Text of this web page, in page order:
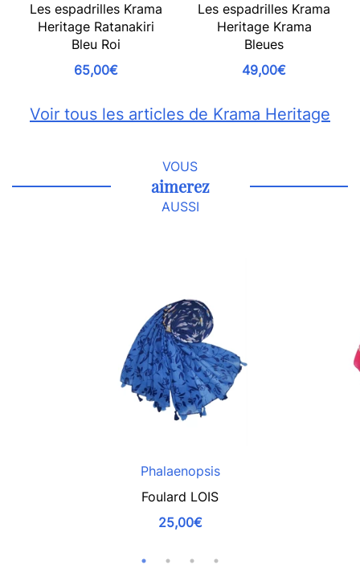
Les espadrilles Krama
Heritage Ratanakiri
Bleu Roi
65,00€
Les espadrilles Krama
Heritage Krama
Bleues
49,00€
Voir tous les articles de Krama Heritage
VOUS
aimerez
AUSSI
Phalaenopsis
Foulard LOIS
25,00€